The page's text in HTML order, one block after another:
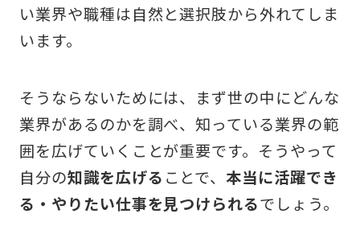
い業界や職種は自然と選択肢から外れてしま
います。
そうならないためには、まず世の中にどんな
業界があるのかを調べ、知っている業界の範
囲を広げていくことが重要です。そうやって
自分の知識を広げる ことで、本当に活躍でき
る・やりたい仕事を見つけられるでしょう。